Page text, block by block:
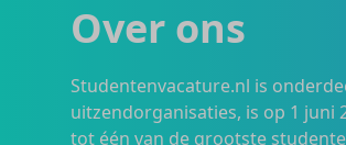
Over ons
Studentenvacature.nl is
uitzendorganisaties, is op 1 juni
tot één van de grootste